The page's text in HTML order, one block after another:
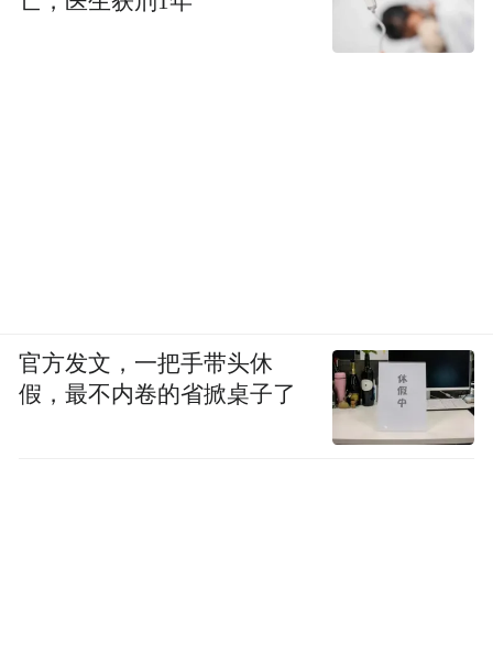
官方发文，一把手带头休
假，最不内卷的省掀桌子了